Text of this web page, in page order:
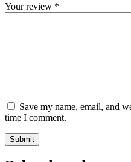
Your review *
Save my name, email, and
time I comment.
Submit